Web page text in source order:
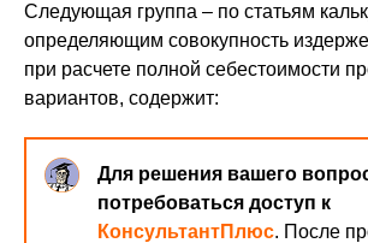
Следующая группа – по статьям
определяющим совокупность
при расчете полной себестоимости
вариантов, содержит:
Для решения вашего
потребоваться доступ к
КонсультантПлюс. После